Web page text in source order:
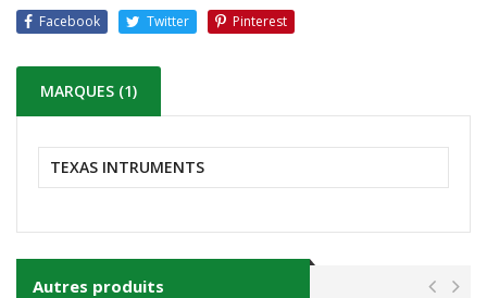
Facebook Twitter Pinterest
MARQUES (1)
TEXAS INTRUMENTS
Autres produits